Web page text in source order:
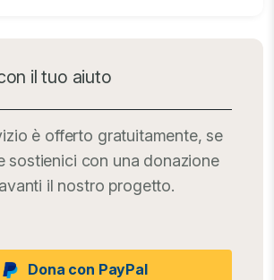
il tuo aiuto
è offerto gratuitamente, se
sostienici con una donazione
il nostro progetto.
Dona con PayPal